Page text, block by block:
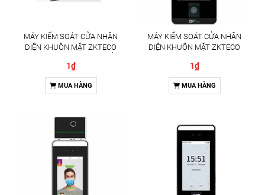
MÁY KIỂM SOÁT CỬA NHẬN
DIỆN KHUÔN MẶT ZKTECO
SOÁT RA VÀO ĐA XÁC THỰC
1₫
MUA HÀNG
MÁY KIỂM SOÁT CỬA NHẬN
DIỆN KHUÔN MẶT ZKTECO
PHÁP KIỂM SOÁT RA VÀO TÍCH
HỢP ĐO THÂN NHIỆT
1₫
MUA HÀNG